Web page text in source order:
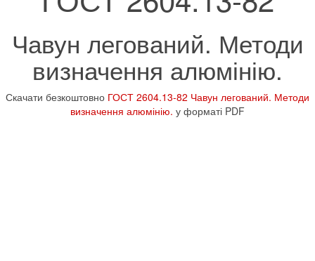
Чавун легований. Методи
визначення алюмінію.
Скачати безкоштовно ГОСТ 2604.13-82 Чавун легований. Методи
визначення алюмінію. у форматі PDF